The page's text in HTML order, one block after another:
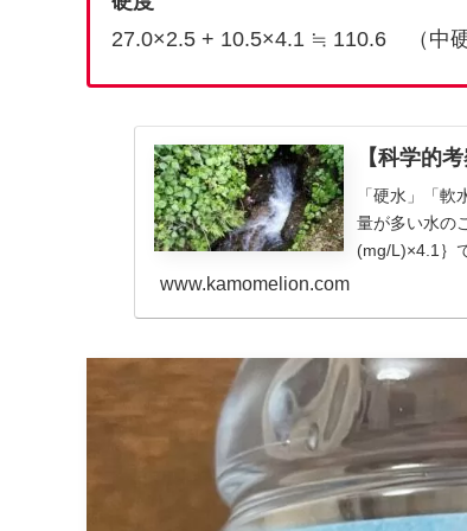
27.0×2.5 + 10.5×4.1 ≒ 110.6 （中硬
【科学的
「硬水」「
量が多い水の
(mg/L)×4.1｝
www.kamomelion.com